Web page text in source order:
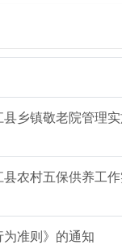
乡镇敬老院管理
农村五保供养工
准则》的通知